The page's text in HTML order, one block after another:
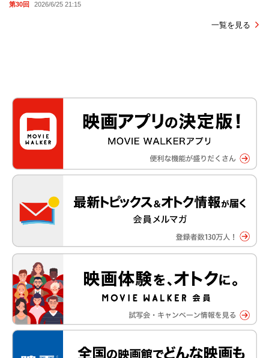
第30回 2026/6/25 21:15
一覧を見る